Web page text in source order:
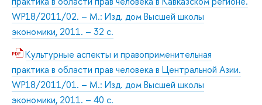
WP18/2011/02. – М.: Изд. дом Высшей школы
экономики, 2011. – 32 с.
Культурные аспекты и правоприменительная
практика в области прав человека в Центральной Азии.
WP18/2011/01. – М.: Изд. дом Высшей школы
экономики, 2011. – 40 с.